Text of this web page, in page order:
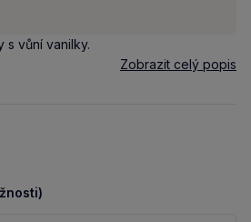
s vůní vanilky.
Zobrazit celý popis